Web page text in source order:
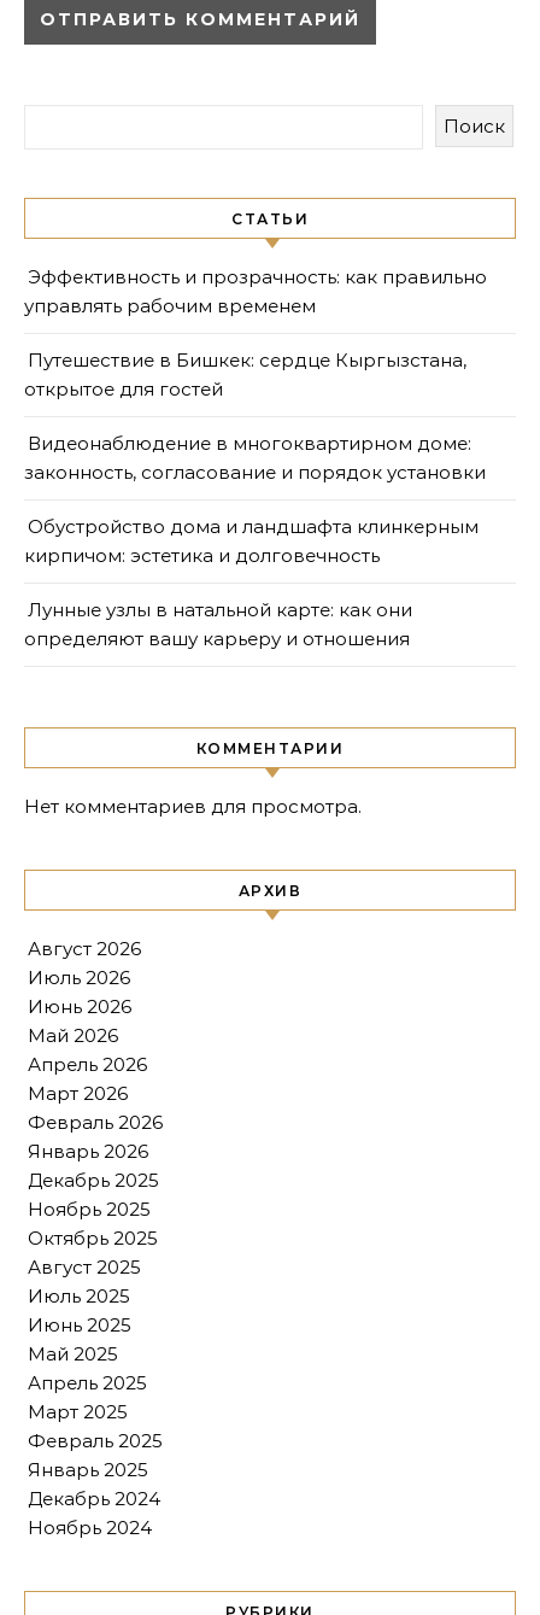
Поиск
СТАТЬИ
Эффективность и прозрачность: как правильно
управлять рабочим временем
Путешествие в Бишкек: сердце Кыргызстана,
открытое для гостей
Видеонаблюдение в многоквартирном доме:
законность, согласование и порядок установки
Обустройство дома и ландшафта клинкерным
кирпичом: эстетика и долговечность
Лунные узлы в натальной карте: как они
определяют вашу карьеру и отношения
КОММЕНТАРИИ
Нет комментариев для просмотра.
АРХИВ
Август 2026
Июль 2026
Июнь 2026
Май 2026
Апрель 2026
Март 2026
Февраль 2026
Январь 2026
Декабрь 2025
Ноябрь 2025
Октябрь 2025
Август 2025
Июль 2025
Июнь 2025
Май 2025
Апрель 2025
Март 2025
Февраль 2025
Январь 2025
Декабрь 2024
Ноябрь 2024